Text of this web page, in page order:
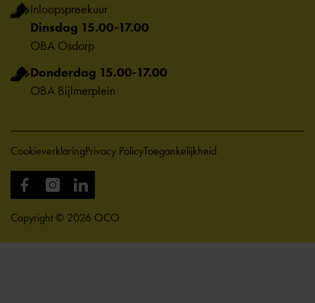
Inloopspreekuur
Dinsdag 15.00-17.00
OBA Osdorp
Donderdag 15.00-17.00
OBA Bijlmerplein
Copyright © 2026 OCO
CookieverklaringPrivacy PolicyToegankelijkheid